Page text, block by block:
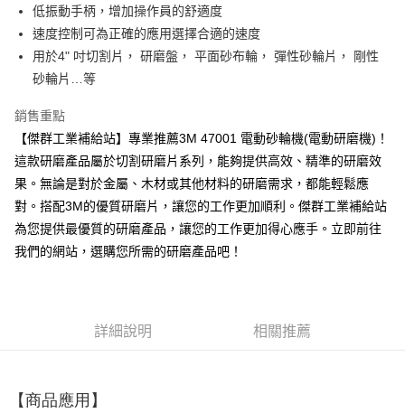
全家取貨付款
每筆NT$60
付款後全家取貨
7-11取貨付款
每筆NT$60
付款後7-11取貨
每筆NT$60
新竹物流(大件商品、貨量較大)
低振動手柄，增加操作員的舒適度
速度控制可為正確的應用選擇合適的速度
用於4" 吋切割片， 研磨盤， 平面砂布輪， 彈性砂輪片， 剛性
砂輪片…等
銷售重點
【傑群工業補給站】專業推薦3M 47001 電動砂輪機(電動研磨機)！
這款研磨產品屬於切割研磨片系列，能夠提供高效、精準的研磨效
果。無論是對於金屬、木材或其他材料的研磨需求，都能輕鬆應
對。搭配3M的優質研磨片，讓您的工作更加順利。傑群工業補給站
為您提供最優質的研磨產品，讓您的工作更加得心應手。立即前往
我們的網站，選購您所需的研磨產品吧！
詳細說明 相關推薦
【商品應用】